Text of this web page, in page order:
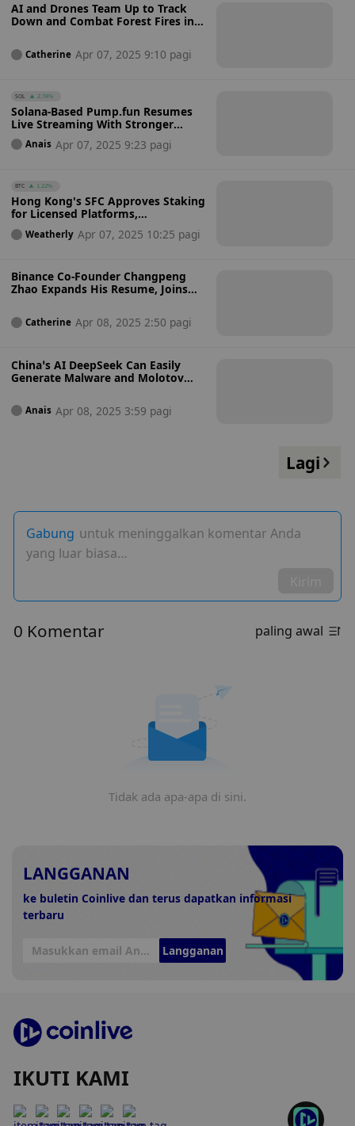
AI and Drones Team Up to Track
Down and Combat Forest Fires in
Dream team?
Catherine Apr 07, 2025 9:10 pagi
SOL 2.74%
Solana-Based Pump.fun Resumes
Live Streaming With Stronger
Safety Measures and Clear
Guidelines After Harmful Content
Anais Apr 07, 2025 9:23 pagi
BTC 1.22%
Hong Kong's SFC Approves Staking
for Licensed Platforms,
Strengthening Crypto Regulations
Weatherly Apr 07, 2025 10:25 pagi
Binance Co-Founder Changpeng
Zhao Expands His Resume, Joins
Strategic Adviser to Drive Crypto
Policy and Adoption
Catherine Apr 08, 2025 2:50 pagi
China’s AI DeepSeek Can Easily
Generate Malware and Molotov
Cybercrime and Security Fears
Anais Apr 08, 2025 3:59 pagi
Lagi
Gabung untuk meninggalkan komentar Anda
yang luar biasa…
0 Komentar paling awal
Tidak ada apa-apa di sini.
LANGGANAN
ke buletin Coinlive dan terus dapatkan informasi
terbaru
Langganan
IKUTI KAMI